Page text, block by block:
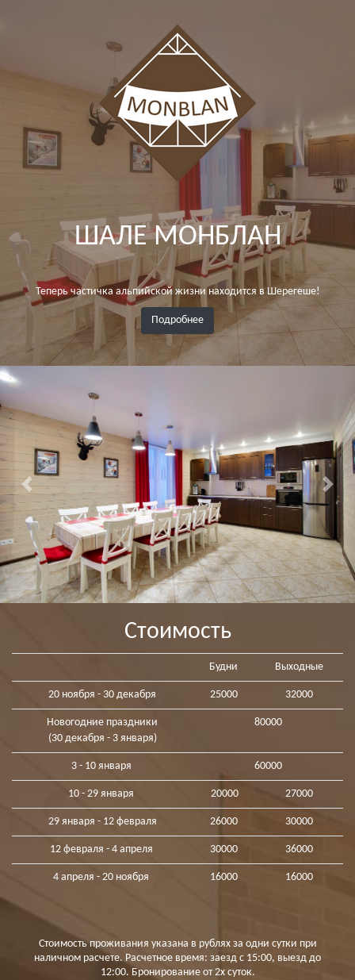
ШАЛЕ МОНБЛАН
Теперь частичка альпийской жизни находится в Шерегеше!
Подробнее
Previous Next
Стоимость
Будни Выходные
20 ноября - 30 декабря 25000 32000
Новогодние праздники
(30 декабря - 3 января)
80000
3 - 10 января 60000
10 - 29 января 20000 27000
29 января - 12 февраля 26000 30000
12 февраля - 4 апреля 30000 36000
4 апреля - 20 ноября 16000 16000
Стоимость проживания указана в рублях за одни сутки при
наличном расчете. Расчетное время: заезд с 15:00, выезд до
12:00. Бронированиеот 2х суток.